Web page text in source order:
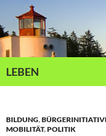
Inhalt
springen
LEBEN
BILDUNG,
MOBILITÄT,POLITIK